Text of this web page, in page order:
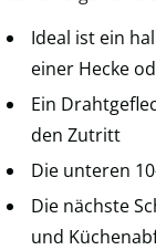
Ideal ist ein
einer Hecke
Ein
den Zutritt
Die unteren
Die nächste
und